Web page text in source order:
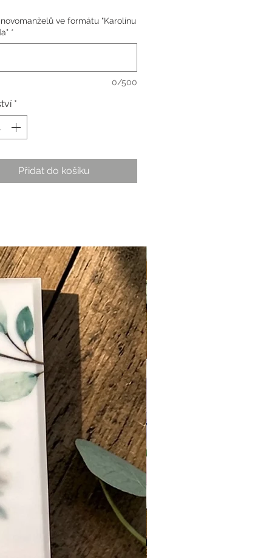
novomanželů ve formátu "Karolínu
*
0/500
*
Přidat do košíku